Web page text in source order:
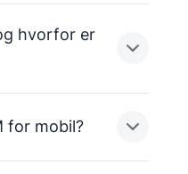
hvorfor er
for mobil?